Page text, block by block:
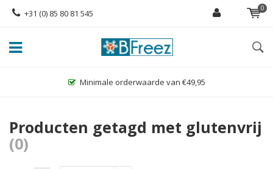
+31 (0) 85 80 81 545 0
Minimale orderwaarde van €49,95
Producten getagd met glutenvrij
(0)